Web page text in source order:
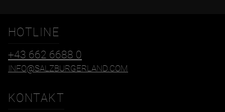
HOTLINE
+43 662 6688 0
INFO@SALZBURGERLAND.COM
KONTAKT